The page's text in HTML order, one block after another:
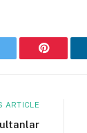
Pinterest
ARTICLE